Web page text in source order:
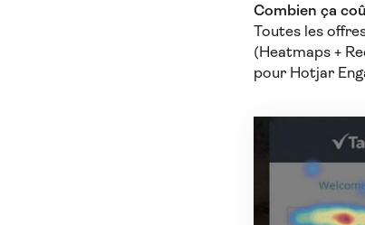
Combien ça
Toutes les
(Heatmaps +
pour Hotjar